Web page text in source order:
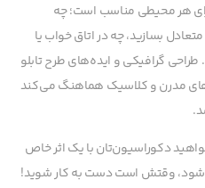
هر محیطی مناسب است؛ چه
بسازید، چه در اتاق خواب یا
گرافیکی و ایده‌های طرح تابلو
مدرن و کلاسیک هماهنگ می‌کند
دکوراسیون‌تان با یک اثر خاص
شود، وقتش است دست به کار شوید!